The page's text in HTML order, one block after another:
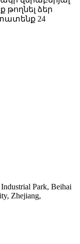
թողնել ձեր
24
Park, Beihai
Zhejiang,